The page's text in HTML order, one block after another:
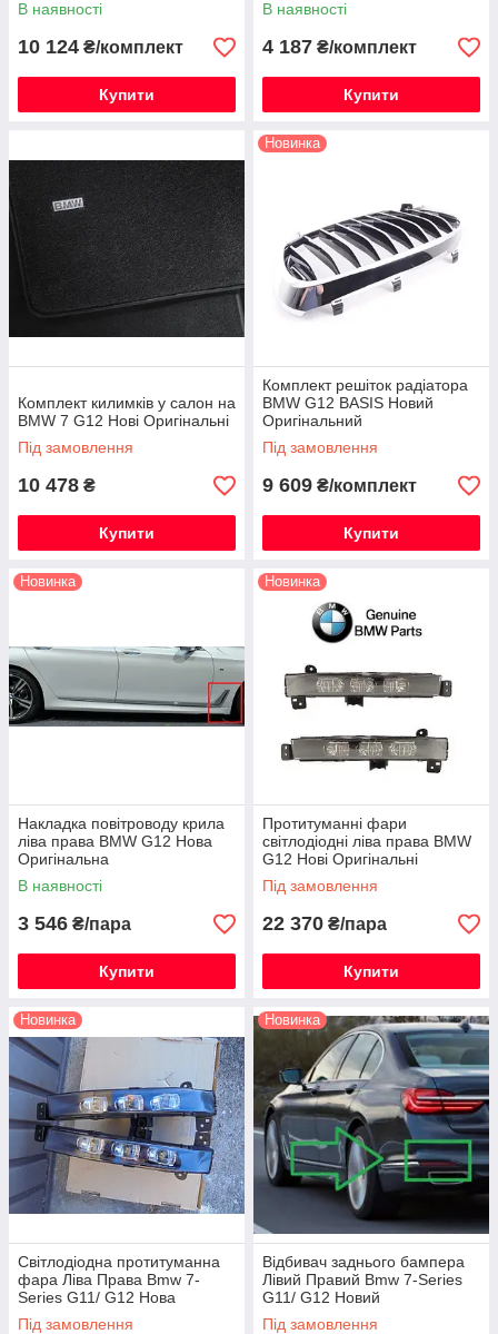
В наявності
10 124 ₴/комплект
Купити
В наявності
4 187 ₴/комплект
Купити
Комплект килимків у салон на
BMW 7 G12 Нові Оригінальні
Під замовлення
10 478 ₴
Купити
Новинка
Комплект решіток радіатора
BMW G12 BASIS Новий
Оригінальний
Під замовлення
9 609 ₴/комплект
Купити
Новинка
Накладка повітроводу крила
ліва права BMW G12 Нова
Оригінальна
В наявності
3 546 ₴/пара
Купити
Новинка
Протитуманні фари
світлодіодні ліва права BMW
G12 Нові Оригінальні
Під замовлення
22 370 ₴/пара
Купити
Новинка
Світлодіодна протитуманна
фара Ліва Права Bmw 7-
Series G11/ G12 Нова
Оригінальна
Під замовлення
Новинка
Відбивач заднього бампера
Лівий Правий Bmw 7-Series
G11/ G12 Новий
Оригінальний
Під замовлення